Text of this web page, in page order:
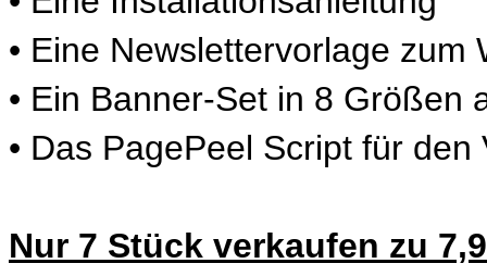
• Eine Newslettervorlage zum
• Ein Banner-Set in 8 Größen
• Das PagePeel Script für den
Nur 7 Stück verkaufen zu